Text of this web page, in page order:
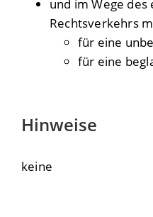
und im Wege
Rechtsverkehrs
für eine
für eine
Hinweise
keine